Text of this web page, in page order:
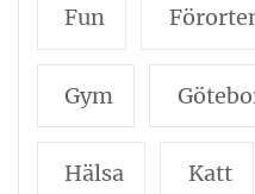
Fun
Gym
Hälsa Katt